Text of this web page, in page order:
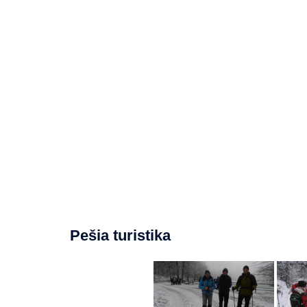
Pešia turistika